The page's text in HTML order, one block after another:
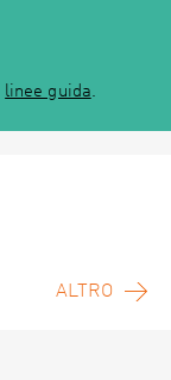
linee guida.
ALTRO